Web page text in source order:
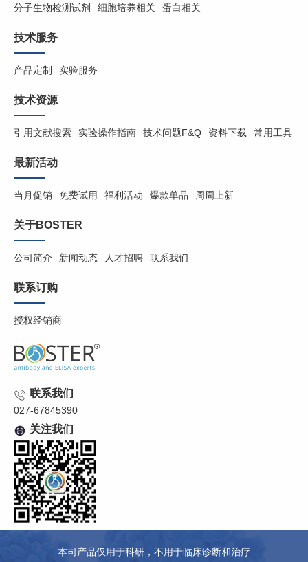
分子生物检测试剂
细胞培养相关 蛋白相关
技术服务
产品定制 实验服务
技术资源
引用文献搜索 实验操作指南 技术问题F&Q 资料下载 常用工具
最新活动
当月促销 免费试用 福利活动 爆款单品 周周上新
关于BOSTER
公司简介 新闻动态 人才招聘 联系我们
联系订购
授权经销商
联系我们
027-67845390
关注我们
本司产品仅用于科研，不用于临床诊断和治疗